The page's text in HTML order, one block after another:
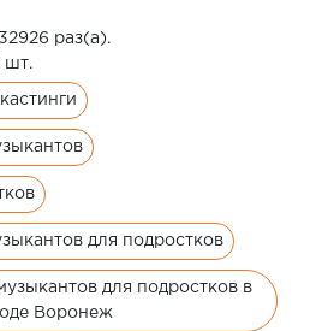
раз(а).
шт.
для подростков
для подростков в
Воронеж